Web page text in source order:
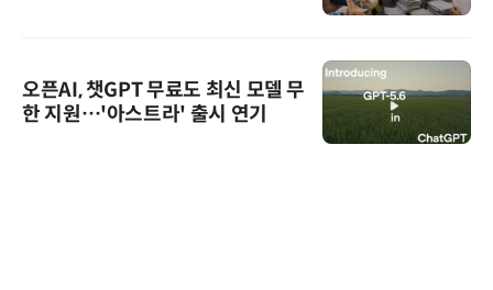
오픈AI, 챗GPT 무료도 최신 모델 무
한 지원…'아스트라' 출시 연기